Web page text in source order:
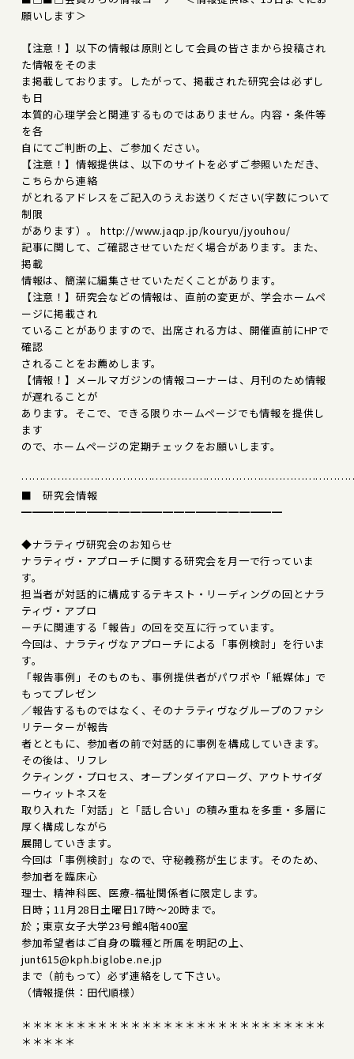
願いします＞
【注意！】以下の情報は原則として会員の皆さまから投稿され
た情報をそのま
ま掲載しております。したがって、掲載された研究会は必ずし
も日
本質的心理学会と関連するものではありません。内容・条件等
を各
自にてご判断の上、ご参加ください。
【注意！】情報提供は、以下のサイトを必ずご参照いただき、
こちらから連絡
がとれるアドレスをご記入のうえお送りください(字数について
制限
があります）。 http://www.jaqp.jp/kouryu/jyouhou/
記事に関して、ご確認させていただく場合があります。また、
掲載
情報は、簡潔に編集させていただくことがあります。
【注意！】研究会などの情報は、直前の変更が、学会ホームペ
ージに掲載され
ていることがありますので、出席される方は、開催直前にHPで
確認
されることをお薦めします。
【情報！】メールマガジンの情報コーナーは、月刊のため情報
が遅れることが
あります。そこで、できる限りホームページでも情報を提供し
ます
ので、ホームページの定期チェックをお願いします。
■ 研究会情報
━━━━━━━━━━━━━━━━━━━━━━━━
◆ナラティヴ研究会のお知らせ
ナラティヴ・アプローチに関する研究会を月一で行っていま
す。
担当者が対話的に構成するテキスト・リーディングの回とナラ
ティヴ・アプロ
ーチに関連する「報告」の回を交互に行っています。
今回は、ナラティヴなアプローチによる「事例検討」を行いま
す。
「報告事例」そのものも、事例提供者がパワポや「紙媒体」で
もってプレゼン
／報告するものではなく、そのナラティヴなグループのファシ
リテーターが報告
者とともに、参加者の前で対話的に事例を構成していきます。
その後は、リフレ
クティング・プロセス、オープンダイアローグ、アウトサイダ
ーウィットネスを
取り入れた「対話」と「話し合い」の積み重ねを多重・多層に
厚く構成しながら
展開していきます。
今回は「事例検討」なので、守秘義務が生じます。そのため、
参加者を臨床心
理士、精神科医、医療-福祉関係者に限定します。
日時；11月28日土曜日17時～20時まで。
於；東京女子大学23号館4階400室
参加希望者はご自身の職種と所属を明記の上、
junt615@kph.biglobe.ne.jp
まで（前もって）必ず連絡をして下さい。
（情報提供：田代順様）
＊＊＊＊＊＊＊＊＊＊＊＊＊＊＊＊＊＊＊＊＊＊＊＊＊＊＊＊
＊＊＊＊＊